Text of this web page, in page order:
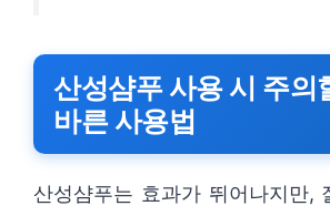
산성샴푸 사용 시 주의
바른 사용법
산성샴푸는 효과가 뛰어나지만,